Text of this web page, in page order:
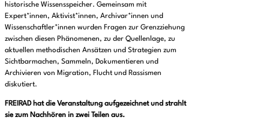
historische Wissensspeicher. Gemeinsam mit
Expert*innen, Aktivist*innen, Archivar*innen und
Wissenschaftler*innen wurden Fragen zur Grenzziehung
zwischen diesen Phänomenen, zu der Quellenlage, zu
aktuellen methodischen Ansätzen und Strategien zum
Sichtbarmachen, Sammeln, Dokumentieren und
Archivieren von Migration, Flucht und Rassismen
diskutiert.
FREIRAD hat die Veranstaltung aufgezeichnet und strahlt
sie zum Nachhören in zwei Teilen aus.